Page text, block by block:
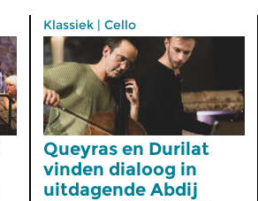
Klassiek | Cello
Queyras en Durilat
vinden dialoog in
uitdagende Abdij